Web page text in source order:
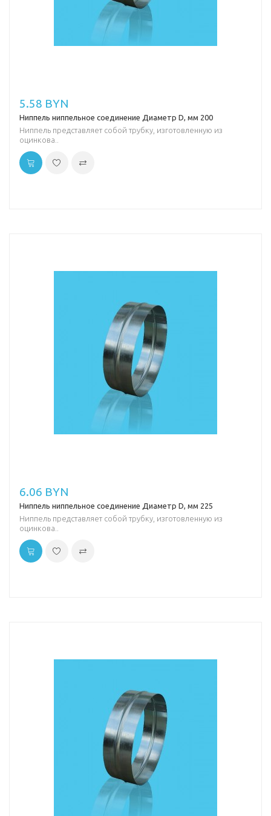
5.58 BYN
Ниппель ниппельное соединение Диаметр D, мм 200
Ниппель представляет собой трубку, изготовленную из
оцинкова..
6.06 BYN
Ниппель ниппельное соединение Диаметр D, мм 225
Ниппель представляет собой трубку, изготовленную из
оцинкова..